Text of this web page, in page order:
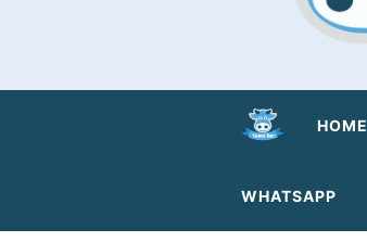
HOME
WHATSAPP